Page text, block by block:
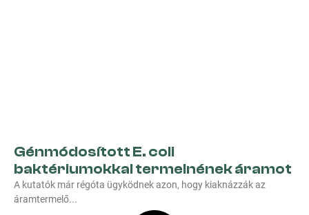
Génmódosított E. coli
baktériumokkal termelnének áramot
A kutatók már régóta ügyködnek azon, hogy kiaknázzák az
áramtermelő